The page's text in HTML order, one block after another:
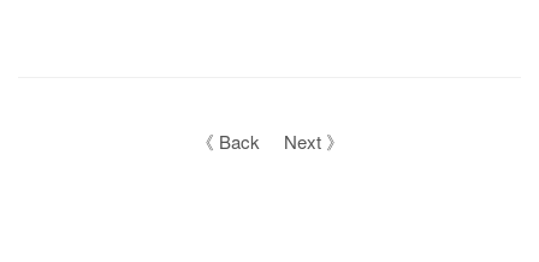
《 Back Next 》